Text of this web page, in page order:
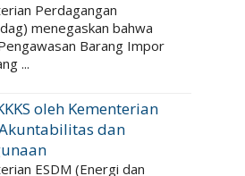
Perdagangan
menegaskan bahwa
Barang Impor
...
oleh Kementerian
dan
ESDM (Energi dan